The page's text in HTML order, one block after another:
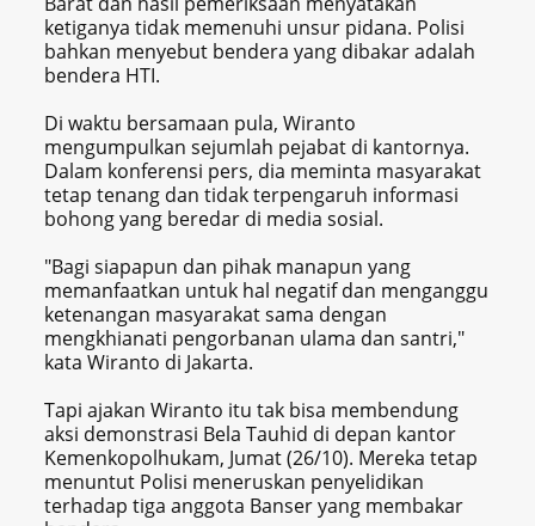
ketiganya tidak memenuhi unsur pidana. Polisi
bahkan menyebut bendera yang dibakar adalah
bendera HTI.
Di waktu bersamaan pula, Wiranto
mengumpulkan sejumlah pejabat di kantornya.
Dalam konferensi pers, dia meminta masyarakat
tetap tenang dan tidak terpengaruh informasi
bohong yang beredar di media sosial.
"Bagi siapapun dan pihak manapun yang
memanfaatkan untuk hal negatif dan menganggu
ketenangan masyarakat sama dengan
mengkhianati pengorbanan ulama dan santri,"
kata Wiranto di Jakarta.
Tapi ajakan Wiranto itu tak bisa membendung
aksi demonstrasi Bela Tauhid di depan kantor
Kemenkopolhukam, Jumat (26/10). Mereka tetap
menuntut Polisi meneruskan penyelidikan
terhadap tiga anggota Banser yang membakar